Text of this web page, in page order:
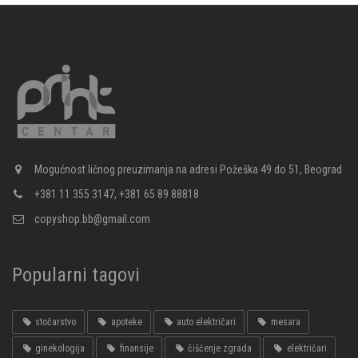
Mogućnost ličnog preuzimanja na adresi Požeška 49 do 51, Beograd
+381 11 355 3147, +381 65 89 88818
copyshop.bb@gmail.com
Popularni tagovi
stočarstvo apoteke auto električari mesara
ginekologija finansije čišćenje zgrada električari